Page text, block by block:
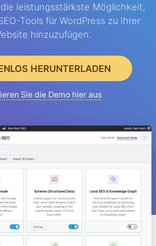
leistungsstärkste Möglichkeit,
Tools für WordPress zu Ihrer
hinzuzufügen.
HERUNTERLADEN
Sie die Demo hier aus